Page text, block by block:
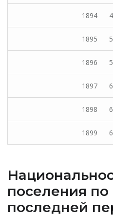
1894
1895
1896
1897
1898
1899
поселения
последней